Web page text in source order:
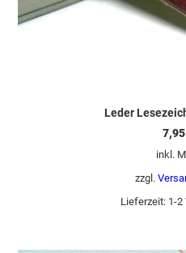
Leder
7,95
inkl.
zzgl.
Lieferzeit: 1-2